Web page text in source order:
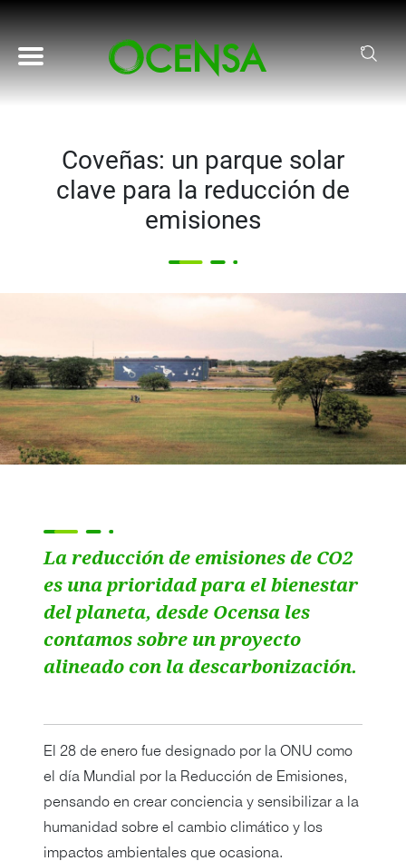
Pasar al contenido principal
Coveñas: un parque solar
clave para la reducción de
emisiones
La reducción de emisiones de CO2
es una prioridad para el bienestar
del planeta, desde Ocensa les
contamos sobre un proyecto
alineado con la descarbonización.
El 28 de enero fue designado por la ONU como
el día Mundial por la Reducción de Emisiones,
pensando en crear conciencia y sensibilizar a la
humanidad sobre el cambio climático y los
impactos ambientales que ocasiona.